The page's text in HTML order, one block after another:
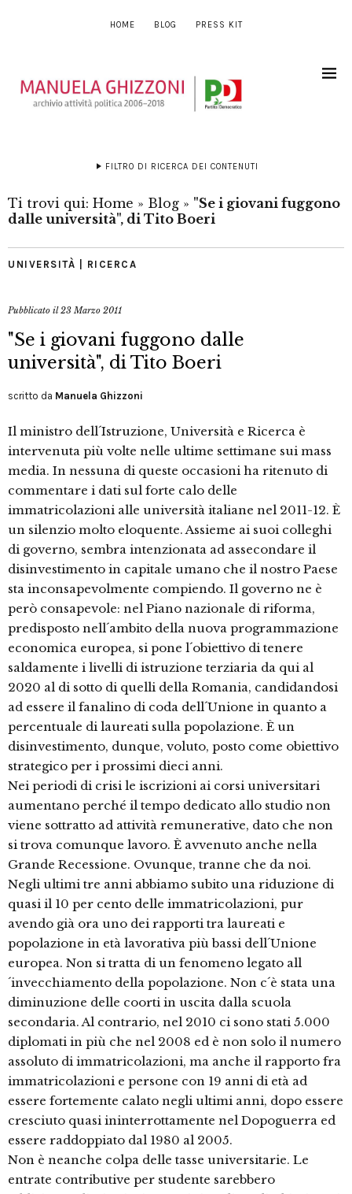
HOME BLOG PRESS KIT
FILTRO DI RICERCA DEI CONTENUTI
Ti trovi qui: Home » Blog » "Se i giovani fuggono
dalle università", di Tito Boeri
UNIVERSITÀ | RICERCA
Pubblicato il23 Marzo 2011
"Se i giovani fuggono dalle
università", di Tito Boeri
scritto da Manuela Ghizzoni
Il ministro dell´Istruzione, Università e Ricerca è
intervenuta più volte nelle ultime settimane sui mass
media. In nessuna di queste occasioni ha ritenuto di
commentare i dati sul forte calo delle
immatricolazioni alle università italiane nel 2011-12. È
un silenzio molto eloquente. Assieme ai suoi colleghi
di governo, sembra intenzionata ad assecondare il
disinvestimento in capitale umano che il nostro Paese
sta inconsapevolmente compiendo. Il governo ne è
però consapevole: nel Piano nazionale di riforma,
predisposto nell´ambito della nuova programmazione
economica europea, si pone l´obiettivo di tenere
saldamente i livelli di istruzione terziaria da qui al
2020 al di sotto di quelli della Romania, candidandosi
ad essere il fanalino di coda dell´Unione in quanto a
percentuale di laureati sulla popolazione. È un
disinvestimento, dunque, voluto, posto come obiettivo
strategico per i prossimi dieci anni.
Nei periodi di crisi le iscrizioni ai corsi universitari
aumentano perché il tempo dedicato allo studio non
viene sottratto ad attività remunerative, dato che non
si trova comunque lavoro. È avvenuto anche nella
Grande Recessione. Ovunque, tranne che da noi.
Negli ultimi tre anni abbiamo subito una riduzione di
quasi il 10 per cento delle immatricolazioni, pur
avendo già ora uno dei rapporti tra laureati e
popolazione in età lavorativa più bassi dell´Unione
europea. Non si tratta di un fenomeno legato all
´invecchiamento della popolazione. Non c´è stata una
diminuzione delle coorti in uscita dalla scuola
secondaria. Al contrario, nel 2010 ci sono stati 5.000
diplomati in più che nel 2008 ed è non solo il numero
assoluto di immatricolazioni, ma anche il rapporto fra
immatricolazioni e persone con 19 anni di età ad
essere fortemente calato negli ultimi anni, dopo essere
cresciuto quasi ininterrottamente nel Dopoguerra ed
essere raddoppiato dal 1980 al 2005.
Non è neanche colpa delle tasse universitarie. Le
entrate contributive per studente sarebbero